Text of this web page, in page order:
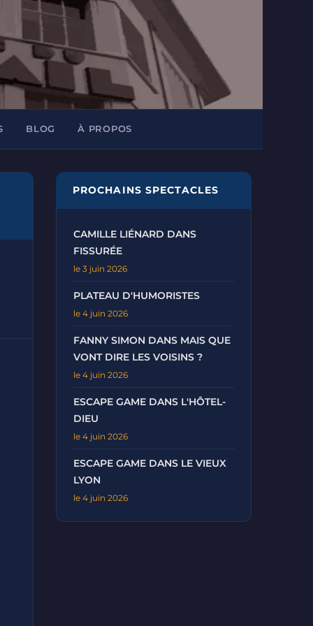
BLOG À PROPOS
PROCHAINS SPECTACLES
CAMILLE LIÉNARD DANS
FISSURÉE
le 3 juin 2026
PLATEAU D'HUMORISTES
le 4 juin 2026
FANNY SIMON DANS MAIS QUE
VONT DIRE LES VOISINS ?
le 4 juin 2026
ESCAPE GAME DANS L'HÔTEL-
DIEU
le 4 juin 2026
ESCAPE GAME DANS LE VIEUX
LYON
le 4 juin 2026